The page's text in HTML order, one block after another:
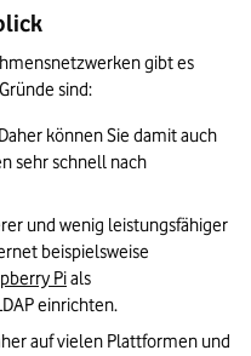
gibt es
sind:
können Sie damit auch
sehr schnell nach
und wenig leistungsfähiger
beispielsweise
Pi als
einrichten.
auf vielen Plattformen und